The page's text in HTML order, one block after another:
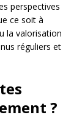
perspectives
ce soit à
la valorisation
réguliers et
?